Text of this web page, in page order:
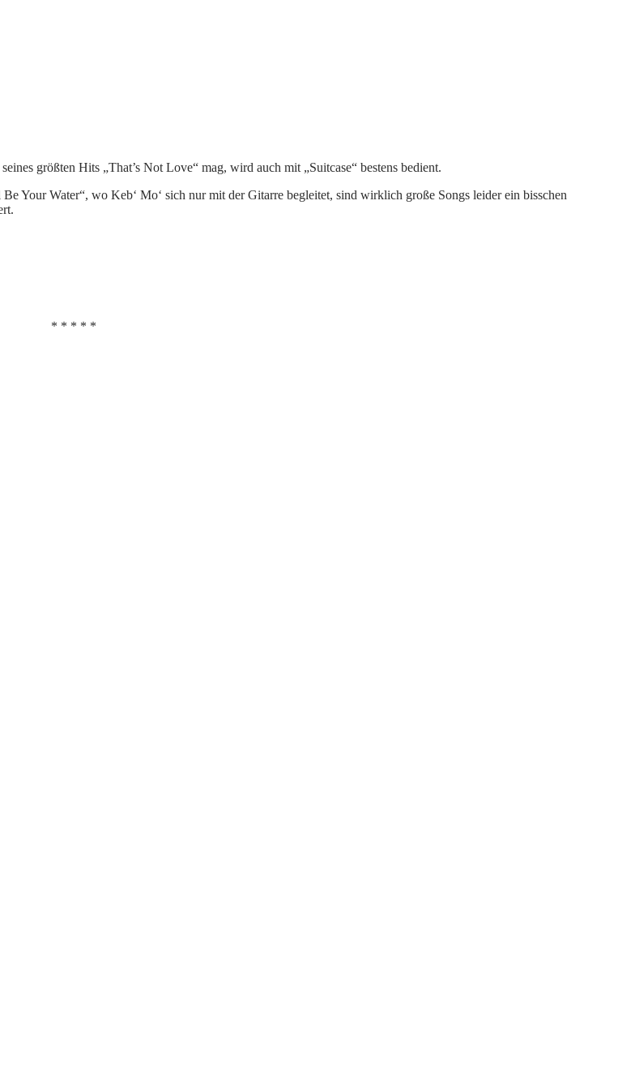
größten Hits „That’s Not Love“ mag, wird auch mit „Suitcase“ bestens bedient.
Your Water“, wo Keb‘ Mo‘ sich nur mit der Gitarre begleitet, sind wirklich große Songs leider ein bisschen
* * * * *